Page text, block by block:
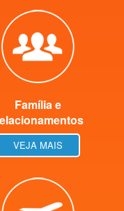
Família e
VEJA MAIS